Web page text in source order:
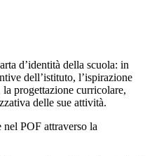
d’identità della scuola: in
dell’istituto, l’ispirazione
progettazione curricolare,
delle sue attività.
nel POF attraverso la